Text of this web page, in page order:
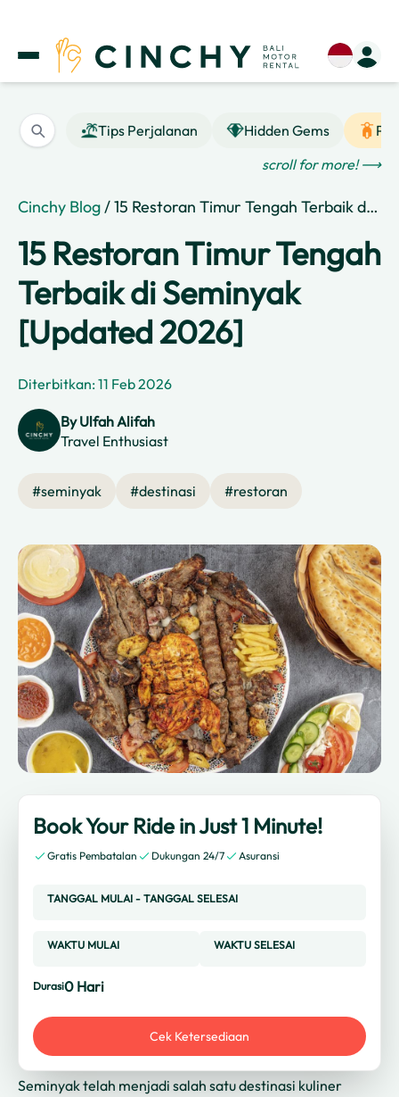
Tips Perjalanan Hidden Gems
scroll for more! ⟶
Cinchy Blog/ 15 Restoran Timur Tengah Terbaik di Seminyak [Updated 2026]
15 Restoran Timur Tengah
Terbaik di Seminyak
[Updated 2026]
Diterbitkan: 11 Feb 2026
ByUlfah Alifah
Travel Enthusiast
#seminyak #destinasi #restoran
Book Your Ride in Just 1 Minute!
Gratis Pembatalan Dukungan 24/7 Asuransi
TANGGAL MULAI - TANGGAL SELESAI
WAKTU MULAI WAKTU SELESAI
Durasi0 Hari
Cek Ketersediaan
Seminyak telah menjadi salah satu destinasi kuliner